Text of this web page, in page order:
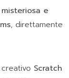
e
, direttamente
Scratch